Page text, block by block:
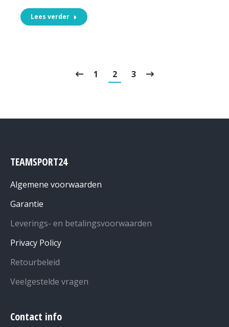
Lees verder
1 2 3
TEAMSPORT24
Algemene voorwaarden
Garantie
Leverings- en betalingsvoorwaarden
Privacy Policy
Retourbeleid
Veelgestelde vragen
Contact info